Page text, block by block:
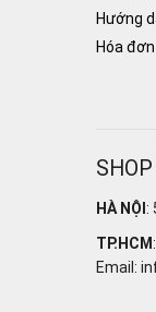
Hướng
Hóa
HÀ NỘI :
TP.HCM:
Email: